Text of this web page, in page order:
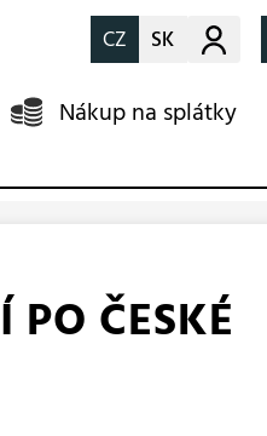
CZ SK
Nákup na splátky
ČESKÉ